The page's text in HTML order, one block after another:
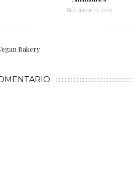
September 11, 2019
Bakery